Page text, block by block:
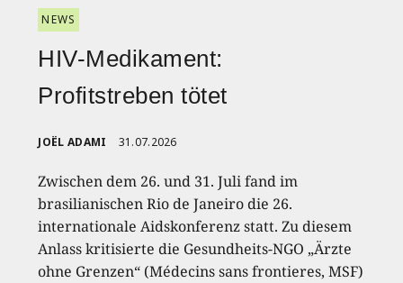
NEWS
HIV-Medikament:
Profitstreben tötet
JOËL ADAMI 31.07.2026
Zwischen dem 26. und 31. Juli fand im
brasilianischen Rio de Janeiro die 26.
internationale Aidskonferenz statt. Zu diesem
Anlass kritisierte die Gesundheits-NGO „Ärzte
ohne Grenzen“ (Médecins sans frontieres, MSF)